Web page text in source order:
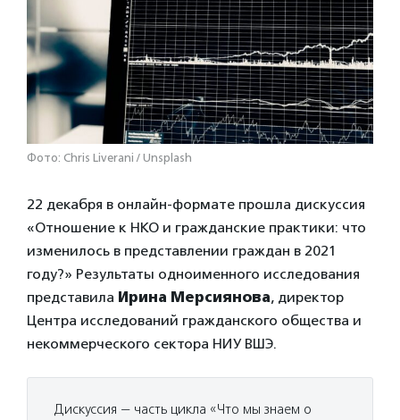
Фото: Chris Liverani / Unsplash
22 декабря в онлайн-формате прошла дискуссия
«Отношение к НКО и гражданские практики: что
изменилось в представлении граждан в 2021
году?» Результаты одноименного исследования
представила Ирина Мерсиянова, директор
Центра исследований гражданского общества и
некоммерческого сектора НИУ ВШЭ.
Дискуссия — часть цикла «Что мы знаем о